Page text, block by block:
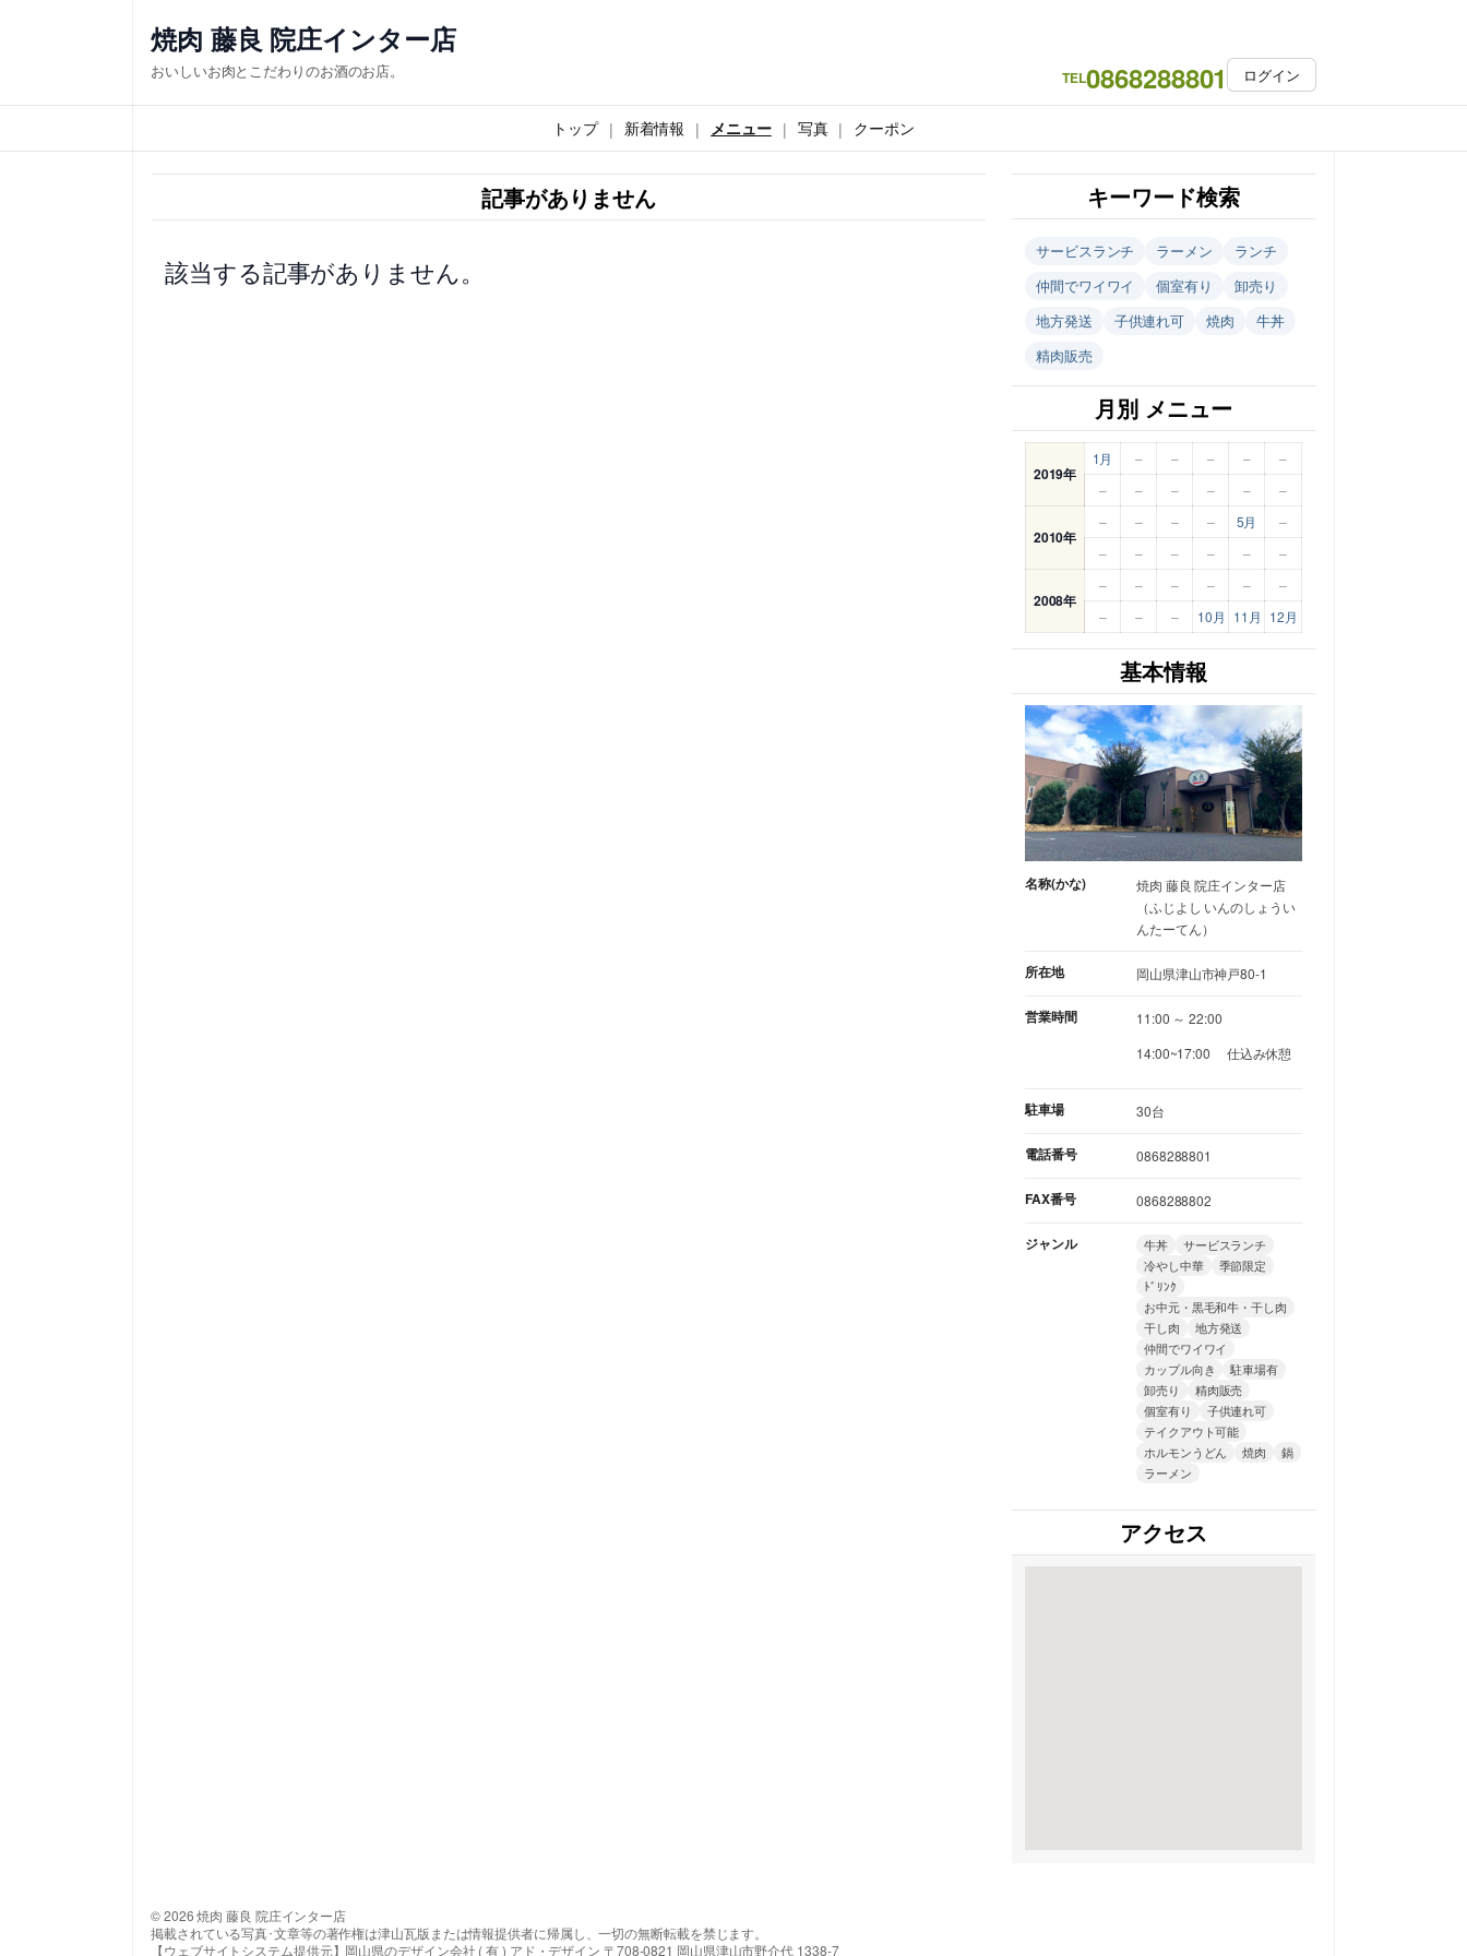
ス
キ
焼肉 藤良 院庄インター店
おいしいお肉とこだわりのお酒のお店。 TEL0868288801 ログイン
トップ 新着情報 メニュー 写真 クーポン
記事がありません
該当する記事がありません。
キーワード検索
サービスランチ ラーメン
ランチ
仲間でワイワイ
個室有り
卸売り
地方発送
子供連れ可 焼肉
牛丼
精肉販売
月別 メニュー
2019年
1月 – – – –
–
–
– – – – –
2010年
– – – – 5月
–
–
– – – – –
2008年
– – – – –
–
–
– – 10月 11月 12月
基本情報
名称(かな)
焼肉 藤良 院庄インター店
（ふじよし いんのしょうい
んたーてん）
所在地 岡山県津山市神戸80-1
営業時間
11:00 ～ 22:00
14:00~17:00 仕込み休憩
駐車場 30台
電話番号 0868288801
FAX番号 0868288802
ジャンル 牛丼
サービスランチ
冷やし中華
季節限定
ﾄﾞﾘﾝｸ
お中元・黒毛和牛・干し肉
干し肉
地方発送
仲間でワイワイ
カップル向き
駐車場有
卸売り
精肉販売
個室有り
子供連れ可
テイクアウト可能
ホルモンうどん
焼肉
鍋
ラーメン
アクセス
© 2026 焼肉 藤良 院庄インター店
掲載されている写真･文章等の著作権は津山瓦版または情報提供者に帰属し、一切の無断転載を禁じます。
【ウェブサイトシステム提供元】岡山県のデザイン会社 ( 有 ) アド・デザイン 〒708-0821 岡山県津山市野介代 1338-7